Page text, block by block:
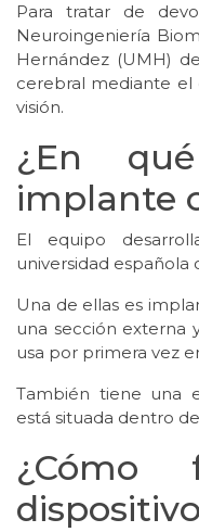
Para tratar de
Neuroingeniería
Hernández (UMH)
cerebral mediante
visión.
¿En
implante
El equipo
universidad española
Una de ellas es
una sección externa
usa por primera vez
También tiene una
está situada dentro
¿Cómo